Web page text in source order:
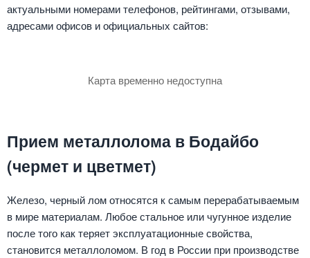
актуальными номерами телефонов, рейтингами, отзывами,
адресами офисов и официальных сайтов:
Карта временно недоступна
Прием металлолома в Бодайбо
(чермет и цветмет)
Железо, черный лом относятся к самым перерабатываемым
в мире материалам. Любое стальное или чугунное изделие
после того как теряет эксплуатационные свойства,
становится металлоломом. В год в России при производстве